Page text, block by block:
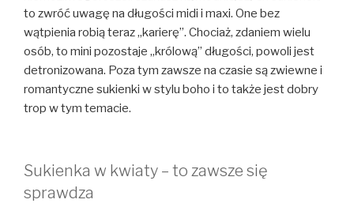
to zwróć uwagę na długości midi i maxi. One bez
wątpienia robią teraz „karierę”. Chociaż, zdaniem wielu
osób, to mini pozostaje „królową” długości, powoli jest
detronizowana. Poza tym zawsze na czasie są zwiewne i
romantyczne sukienki w stylu boho i to także jest dobry
trop w tym temacie.
Sukienka w kwiaty – to zawsze się
sprawdza